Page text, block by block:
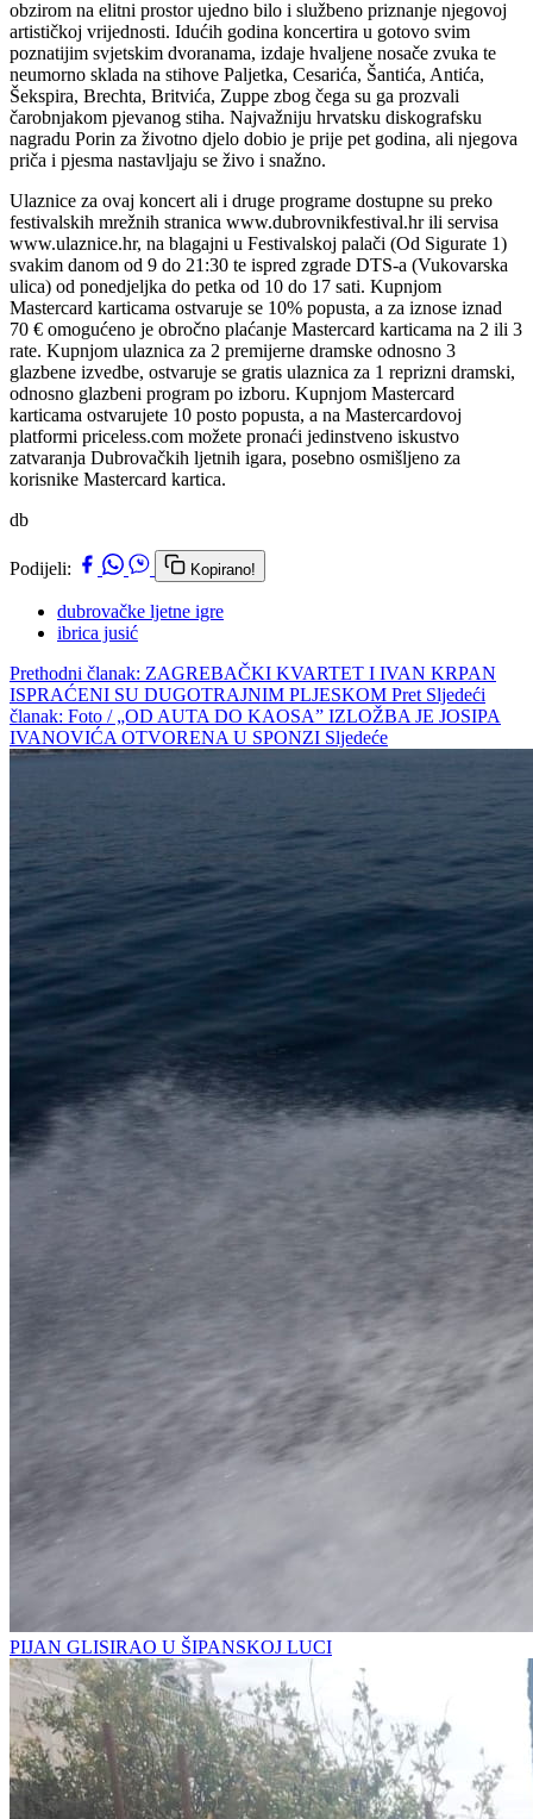
obzirom na elitni prostor ujedno bilo i službeno priznanje njegovoj
artističkoj vrijednosti. Idućih godina koncertira u gotovo svim
poznatijim svjetskim dvoranama, izdaje hvaljene nosače zvuka te
neumorno sklada na stihove Paljetka, Cesarića, Šantića, Antića,
Šekspira, Brechta, Britvića, Zuppe zbog čega su ga prozvali
čarobnjakom pjevanog stiha. Najvažniju hrvatsku diskografsku
nagradu Porin za životno djelo dobio je prije pet godina, ali njegova
priča i pjesma nastavljaju se živo i snažno.
Ulaznice za ovaj koncert ali i druge programe dostupne su preko
festivalskih mrežnih stranica www.dubrovnikfestival.hr ili servisa
www.ulaznice.hr, na blagajni u Festivalskoj palači (Od Sigurate 1)
svakim danom od 9 do 21:30 te ispred zgrade DTS-a (Vukovarska
ulica) od ponedjeljka do petka od 10 do 17 sati. Kupnjom
Mastercard karticama ostvaruje se 10% popusta, a za iznose iznad
70 € omogućeno je obročno plaćanje Mastercard karticama na 2 ili 3
rate. Kupnjom ulaznica za 2 premijerne dramske odnosno 3
glazbene izvedbe, ostvaruje se gratis ulaznica za 1 reprizni dramski,
odnosno glazbeni program po izboru. Kupnjom Mastercard
karticama ostvarujete 10 posto popusta, a na Mastercardovoj
platformi priceless.com možete pronaći jedinstveno iskustvo
zatvaranja Dubrovačkih ljetnih igara, posebno osmišljeno za
korisnike Mastercard kartica.
db
Podijeli: Kopirano!
dubrovačke ljetne igre
ibrica jusić
Prethodni članak: ZAGREBAČKI KVARTET I IVAN KRPAN
ISPRAĆENI SU DUGOTRAJNIM PLJESKOM Pret Sljedeći
članak: Foto / „OD AUTA DO KAOSA” IZLOŽBA JE JOSIPA
IVANOVIĆA OTVORENA U SPONZI Sljedeće
PIJAN GLISIRAO U ŠIPANSKOJ LUCI